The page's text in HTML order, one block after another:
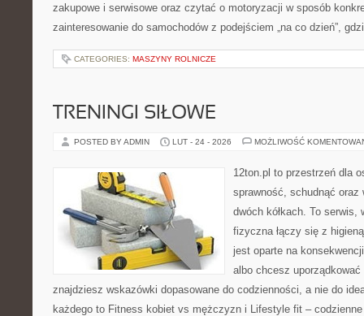
zakupowe i serwisowe oraz czytać o motoryzacji w sposób
zainteresowanie do samochodów z podejściem „na co dzień”,
CATEGORIES: MASZYNY ROLNICZE
TRENINGI SIŁOWE
POSTED BY ADMIN LUT - 24 - 2026 MOŻLIWOŚĆ
12ton.pl to przestrzeń dla
sprawność, schudnąć oraz
dwóch kółkach. To
fizyczna łączy się z
jest oparte na
albo chcesz
znajdziesz wskazówki dopasowane do codzienności, a nie do
każdego to Fitness kobiet vs mężczyzn i Lifestyle fit –